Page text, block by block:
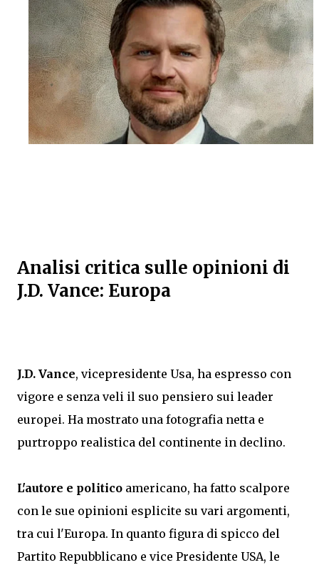
Analisi critica sulle opinioni di
J.D. Vance: Europa
J.D. Vance, vicepresidente Usa, ha espresso con
vigore e senza veli il suo pensiero sui leader
europei. Ha mostrato una fotografia netta e
purtroppo realistica del continente in declino.
L'autore e politico americano, ha fatto scalpore
con le sue opinioni esplicite su vari argomenti,
tra cui l'Europa. In quanto figura di spicco del
Partito Repubblicano e vice Presidente USA, le